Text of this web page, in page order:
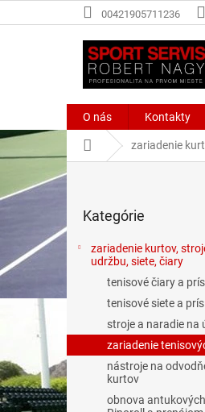
na
00421905711236
O nás Kontakty
Domovzariadenie
B
n
n
l
kategórie
Kategórie
zariadenie kurtov,
udržbu, siete, čiary
tenisové čiary a
tenisové siete a
stroje a naradie na
zariadenie
nástroje na
kurtov
obnova